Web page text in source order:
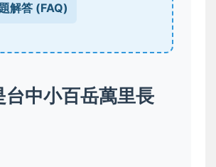
解答 (FAQ)
台中小百岳萬里長